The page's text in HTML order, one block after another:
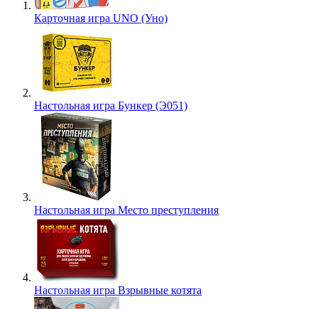
Карточная игра UNO (Уно)
Настольная игра Бункер (Э051)
Настольная игра Место преступления
Настольная игра Взрывные котята